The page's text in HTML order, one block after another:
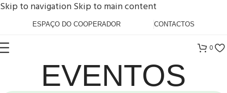
Skip to navigationSkip to main content
ESPAÇO DO COOPERADOR CONTACTOS
0
EVENTOS